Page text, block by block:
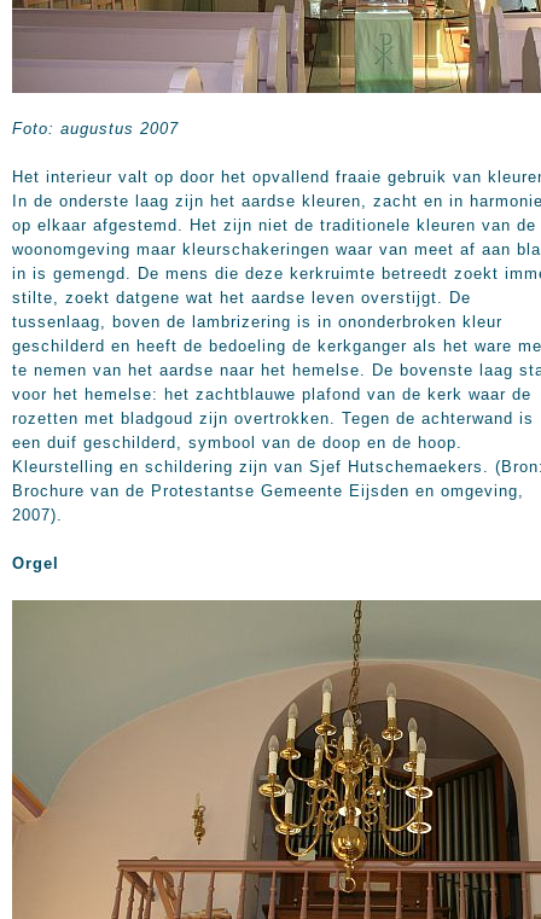
Foto: augustus 2007
Het interieur valt op door het opvallend fraaie gebruik van
In de onderste laag zijn het aardse kleuren, zacht en in
op elkaar afgestemd. Het zijn niet de traditionele kleuren van de
woonomgeving maar kleurschakeringen waar van meet af aan
in is gemengd. De mens die deze kerkruimte betreedt zoekt
stilte, zoekt datgene wat het aardse leven overstijgt. De
tussenlaag, boven de lambrizering is in ononderbroken kleur
geschilderd en heeft de bedoeling de kerkganger als het ware
te nemen van het aardse naar het hemelse. De bovenste laag
voor het hemelse: het zachtblauwe plafond van de kerk waar de
rozetten met bladgoud zijn overtrokken. Tegen de achterwand is
een duif geschilderd, symbool van de doop en de hoop.
Kleurstelling en schildering zijn van Sjef Hutschemaekers.
Brochure van de Protestantse Gemeente Eijsden en omgeving,
2007).
Orgel